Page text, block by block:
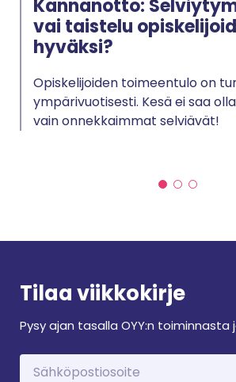
Kannanotto:
vai taistelu
hyväksi?
Opiskelijoiden toimeentulo on
ympärivuotisesti. Kesä ei saa
vain onnekkaimmat selviävät!
Tilaa viikkokirje
Pysy ajan tasalla OYY:n